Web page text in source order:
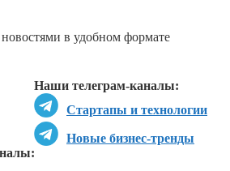
в удобном формате
Наши телеграм-каналы:
Стартапы и технологии
Новые бизнес-тренды